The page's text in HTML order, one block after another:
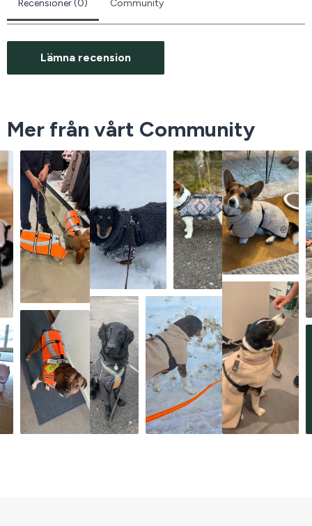
Recensioner (0) Community
Lämna recension
Mer från vårt Community